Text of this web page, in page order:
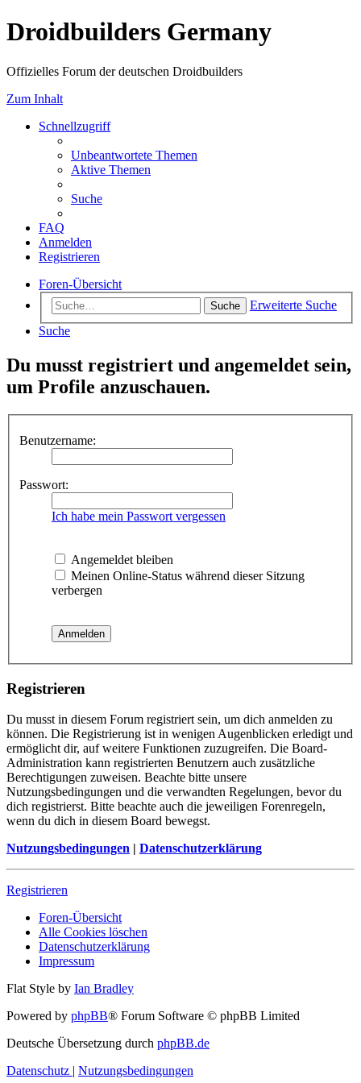
Droidbuilders Germany
Offizielles Forum der deutschen Droidbuilders
Zum Inhalt
Schnellzugriff
Unbeantwortete Themen
Aktive Themen
Suche
FAQ
Anmelden
Registrieren
Foren-Übersicht
Suche
Erweiterte Suche
Suche
Du musst registriert und angemeldet sein,
um Profile anzuschauen.
Benutzername:
Passwort:
Ich habe mein Passwort vergessen
Angemeldet bleiben
Meinen Online-Status während dieser Sitzung
verbergen
Registrieren
Du musst in diesem Forum registriert sein, um dich anmelden zu
können. Die Registrierung ist in wenigen Augenblicken erledigt und
ermöglicht dir, auf weitere Funktionen zuzugreifen. Die Board-
Administration kann registrierten Benutzern auch zusätzliche
Berechtigungen zuweisen. Beachte bitte unsere
Nutzungsbedingungen und die verwandten Regelungen, bevor du
dich registrierst. Bitte beachte auch die jeweiligen Forenregeln,
wenn du dich in diesem Board bewegst.
Nutzungsbedingungen | Datenschutzerklärung
Registrieren
Foren-Übersicht
Alle Cookies löschen
Datenschutzerklärung
Impressum
Flat Style by Ian Bradley
Powered by phpBB® Forum Software © phpBB Limited
Deutsche Übersetzung durch phpBB.de
Datenschutz | Nutzungsbedingungen